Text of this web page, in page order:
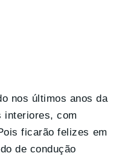
nos últimos anos da
interiores, com
ficarão felizes em
de condução